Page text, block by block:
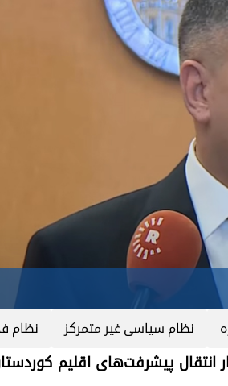
نظام سیاسی غیر متمرکز نظام
خواستار انتقال پیشرفت‌های اقلیم